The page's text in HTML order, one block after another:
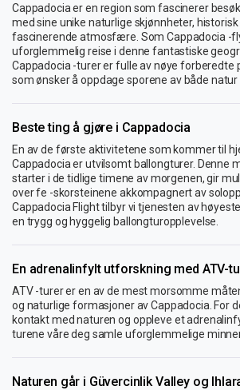
Cappadocia er en region som fascinerer
med sine unike naturlige skjønnheter,
fascinerende atmosfære. Som Cappadocia -
uforglemmelig reise i denne fantastiske
Cappadocia -turer er fulle av nøye forberedte
som ønsker å oppdage sporene av både natur
Beste ting å gjøre i Cappadocia
En av de første aktivitetene som kommer til
Cappadocia er utvilsomt ballongturer. Denne
starter i de tidlige timene av morgenen, gir
over fe -skorsteinene akkompagnert av
Cappadocia Flight tilbyr vi tjenesten av
en trygg og hyggelig ballongturopplevelse.
En adrenalinfylt utforskning med ATV-
ATV -turer er en av de mest morsomme
og naturlige formasjoner av Cappadocia. For
kontakt med naturen og oppleve et
turene våre deg samle uforglemmelige
Naturen går i Güvercinlik Valley og